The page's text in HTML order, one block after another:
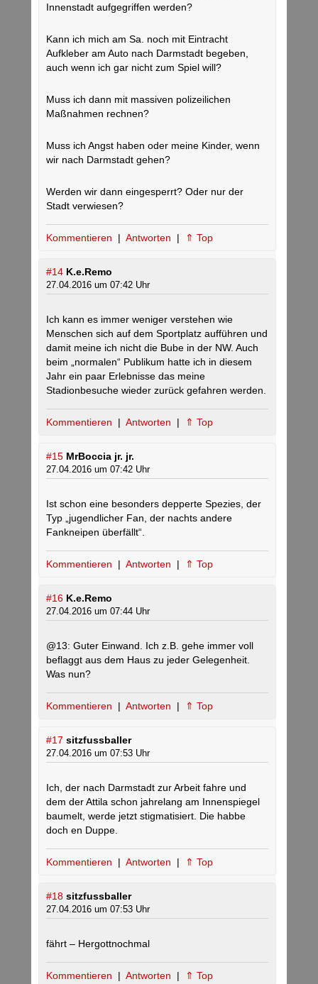
Innenstadt aufgegriffen werden?
Kann ich mich am Sa. noch mit Eintracht
Aufkleber am Auto nach Darmstadt begeben,
auch wenn ich gar nicht zum Spiel will?
Muss ich dann mit massiven polizeilichen
Maßnahmen rechnen?
Muss ich Angst haben oder meine Kinder, wenn
wir nach Darmstadt gehen?
Werden wir dann eingesperrt? Oder nur der
Stadt verwiesen?
Kommentieren | Antworten | ⇑ Top
#14 K.e.Remo
27.04.2016 um 07:42 Uhr
Ich kann es immer weniger verstehen wie
Menschen sich auf dem Sportplatz aufführen und
damit meine ich nicht die Bube in der NW. Auch
beim „normalen“ Publikum hatte ich in diesem
Jahr ein paar Erlebnisse das meine
Stadionbesuche wieder zurück gefahren werden.
Kommentieren | Antworten | ⇑ Top
#15 MrBoccia jr. jr.
27.04.2016 um 07:42 Uhr
Ist schon eine besonders depperte Spezies, der
Typ „jugendlicher Fan, der nachts andere
Fankneipen überfällt“.
Kommentieren | Antworten | ⇑ Top
#16 K.e.Remo
27.04.2016 um 07:44 Uhr
@13: Guter Einwand. Ich z.B. gehe immer voll
beflaggt aus dem Haus zu jeder Gelegenheit.
Was nun?
Kommentieren | Antworten | ⇑ Top
#17 sitzfussballer
27.04.2016 um 07:53 Uhr
Ich, der nach Darmstadt zur Arbeit fahre und
dem der Attila schon jahrelang am Innenspiegel
baumelt, werde jetzt stigmatisiert. Die habbe
doch en Duppe.
Kommentieren | Antworten | ⇑ Top
#18 sitzfussballer
27.04.2016 um 07:53 Uhr
fährt – Hergottnochmal
Kommentieren | Antworten | ⇑ Top